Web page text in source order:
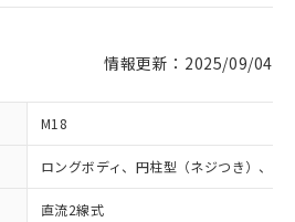
情報更新：2025/09/04
M18
ロングボディ、円柱型（ネジつき）、非
直流2線式